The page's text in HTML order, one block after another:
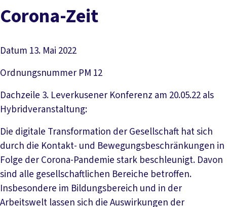
Corona-Zeit
Datum 13. Mai 2022
Ordnungsnummer PM 12
Dachzeile 3. Leverkusener Konferenz am 20.05.22 als
Hybridveranstaltung:
Die digitale Transformation der Gesellschaft hat sich
durch die Kontakt- und Bewegungsbeschränkungen in
Folge der Corona-Pandemie stark beschleunigt. Davon
sind alle gesellschaftlichen Bereiche betroffen.
Insbesondere im Bildungsbereich und in der
Arbeitswelt lassen sich die Auswirkungen der